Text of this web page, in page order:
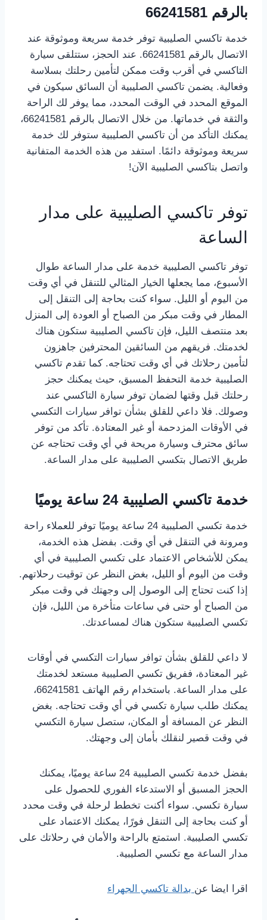
بالرقم 66241581
خدمة تاكسي الصليبية توفر خدمة سريعة وموثوقة عند
الاتصال بالرقم 66241581. عند الحجز، ستتلقى سيارة
التاكسي في أقرب وقت ممكن لتأمين رحلتك بسلاسة
وفعالية. يضمن تاكسي الصليبية أن السائق سيكون في
الموقع المحدد في الوقت المحدد، مما يوفر لك الراحة
والثقة في خدماتها. من خلال الاتصال بالرقم 66241581،
يمكنك التأكد من أن تاكسي الصليبية ستوفر لك خدمة
سريعة وموثوقة دائمًا. استفد من هذه الخدمة المتفانية
واتصل بتاكسي الصليبية الآن!
توفر تاكسي الصليبية على مدار
الساعة
توفر تاكسي الصليبية خدمة على مدار الساعة طوال
الأسبوع، مما يجعلها الخيار المثالي للتنقل في أي وقت
من اليوم أو الليل. سواء كنت بحاجة إلى التنقل إلى
المطار في وقت مبكر من الصباح أو العودة إلى المنزل
بعد منتصف الليل، فإن تاكسي الصليبية ستكون هناك
لخدمتك. فريقهم من السائقين المحترفين جاهزون
لتأمين رحلاتك في أي وقت تحتاجه. كما تقدم تاكسي
الصليبية خدمة التحفظ المسبق، حيث يمكنك حجز
رحلتك قبل وقتها لضمان توفر سيارة التاكسي عند
وصولك. فلا داعي للقلق بشأن توافر سيارات التكسي
في الأوقات المزدحمة أو غير المعتادة. تأكد من توفر
سائق محترف وسيارة مريحة في أي وقت تحتاجه عن
طريق الاتصال بتكسي الصليبية على مدار الساعة.
خدمة تاكسي الصليبية 24 ساعة يوميًا
خدمة تكسي الصليبية 24 ساعة يوميًا توفر للعملاء راحة
ومرونة في التنقل في أي وقت. بفضل هذه الخدمة،
يمكن للأشخاص الاعتماد على تكسي الصليبية في أي
وقت من اليوم أو الليل، بغض النظر عن توقيت رحلاتهم.
إذا كنت تحتاج إلى الوصول إلى وجهتك في وقت مبكر
من الصباح أو حتى في ساعات متأخرة من الليل، فإن
تكسي الصليبية ستكون هناك لمساعدتك.
لا داعي للقلق بشأن توافر سيارات التكسي في أوقات
غير المعتادة، ففريق تكسي الصليبية مستعد لخدمتك
على مدار الساعة. باستخدام رقم الهاتف 66241581،
يمكنك طلب سيارة تكسي في أي وقت تحتاجه. بغض
النظر عن المسافة أو المكان، ستصل سيارة التكسي
في وقت قصير لنقلك بأمان إلى وجهتك.
بفضل خدمة تكسي الصليبية 24 ساعة يوميًا، يمكنك
الحجز المسبق أو الاستدعاء الفوري للحصول على
سيارة تكسي. سواء أكنت تخطط لرحلة في وقت محدد
أو كنت بحاجة إلى التنقل فورًا، يمكنك الاعتماد على
تكسي الصليبية. استمتع بالراحة والأمان في رحلاتك على
مدار الساعة مع تكسي الصليبية.
اقرا ايضا عن بدالة تاكسي الجهراء